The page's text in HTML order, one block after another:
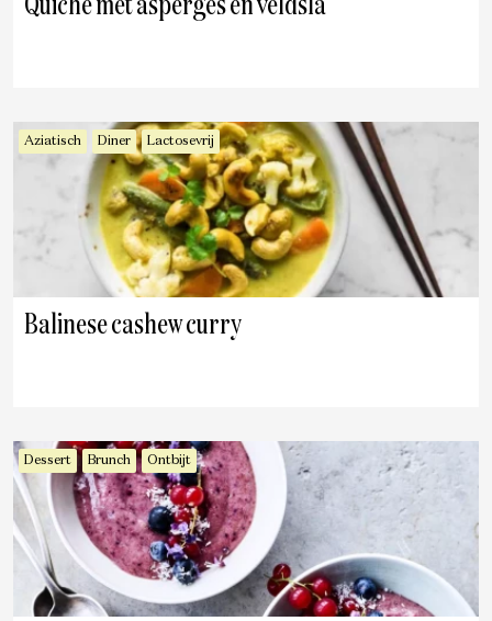
Quiche met asperges en veldsla
Aziatisch Diner Lactosevrij
Balinese cashew curry
Dessert Brunch Ontbijt